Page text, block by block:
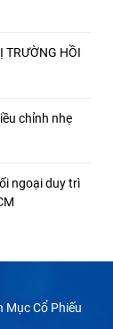
HỒI
chỉnh nhẹ
ngoại duy trì
Mục Cổ Phiếu